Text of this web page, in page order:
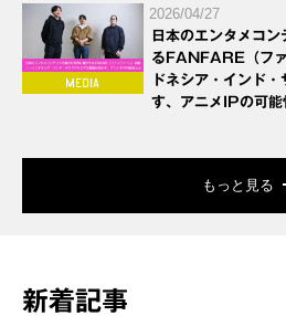
2026/04/27
日本のエンタメコ
るFANFARE（フ
ドネシア・インド
す、アニメIPの可能
もっと見る
新着記事